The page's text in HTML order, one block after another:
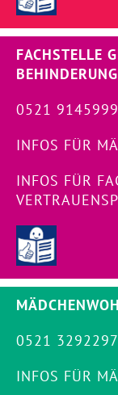
FACHSTELLE
BEHINDERUNG
0521
INFOS FÜR
INFOS FÜR
0521
INFOS FÜR